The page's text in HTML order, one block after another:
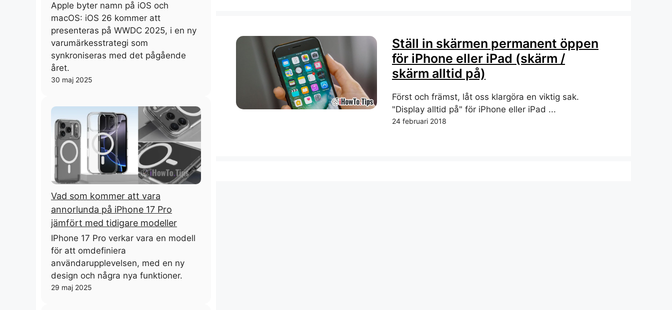
Ställ in skärmen permanent öppen
för iPhone eller iPad (skärm /
skärm alltid på)
Först och främst, låt oss klargöra en viktig sak.
"Display alltid på" för iPhone eller iPad ...
24 februari 2018
Apple byter namn på iOS och
macOS: iOS 26 kommer att
presenteras på WWDC 2025, i en ny
varumärkesstrategi som
synkroniseras med det pågående
året.
30 maj 2025
Vad som kommer att vara
annorlunda på iPhone 17 Pro
jämfört med tidigare modeller
IPhone 17 Pro verkar vara en modell
för att omdefiniera
användarupplevelsen, med en ny
design och några nya funktioner.
29 maj 2025